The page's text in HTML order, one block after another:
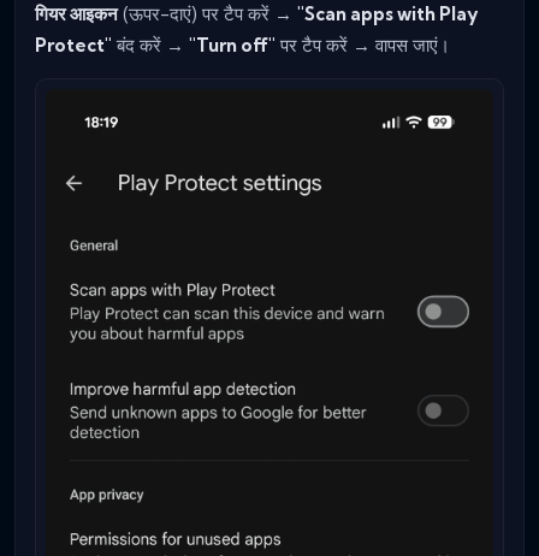
गियर आइकन(ऊपर-दाएं) पर टैप करें → "Scan apps with Play
Protect" बंद करें → "Turn off" पर टैप करें → वापस जाएं।